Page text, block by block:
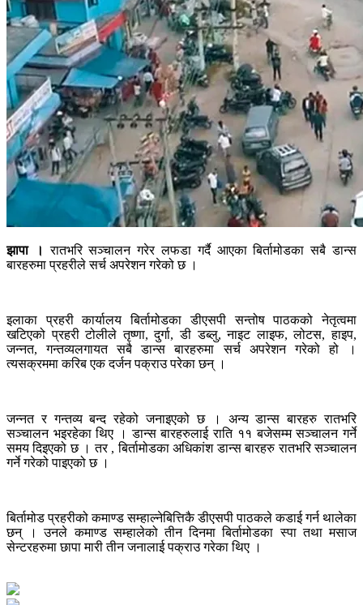
झापा । रातभरि सञ्चालन गरेर लफडा गर्दै आएका बिर्तामोडका सबै डान्स
बारहरुमा प्रहरीले सर्च अपरेशन गरेको छ ।
इलाका प्रहरी कार्यालय बिर्तामोडका डीएसपी सन्तोष पाठकको नेतृत्वमा
खटिएको प्रहरी टोलीले तृष्णा, दुर्गा, डी डब्लु, नाइट लाइफ, लोटस, हाइप,
जन्नत, गन्तव्यलगायत सबै डान्स बारहरुमा सर्च अपरेशन गरेको हो ।
त्यसक्रममा करिब एक दर्जन पक्राउ परेका छन् ।
जन्नत र गन्तव्य बन्द रहेको जनाइएको छ । अन्य डान्स बारहरु रातभरि
सञ्चालन भइरहेका थिए । डान्स बारहरुलाई राति ११ बजेसम्म सञ्चालन गर्ने
समय दिइएको छ । तर , बिर्तामोडका अधिकांश डान्स बारहरु रातभरि सञ्चालन
गर्ने गरेको पाइएको छ ।
बिर्तामोड प्रहरीको कमाण्ड सम्हाल्नेबित्तिकै डीएसपी पाठकले कडाई गर्न थालेका
छन् । उनले कमाण्ड सम्हालेको तीन दिनमा बिर्तामोडका स्पा तथा मसाज
सेन्टरहरुमा छापा मारी तीन जनालाई पक्राउ गरेका थिए ।